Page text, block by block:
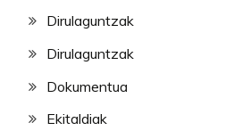
Dirulaguntzak
Dirulaguntzak
Dokumentua
Ekitaldiak